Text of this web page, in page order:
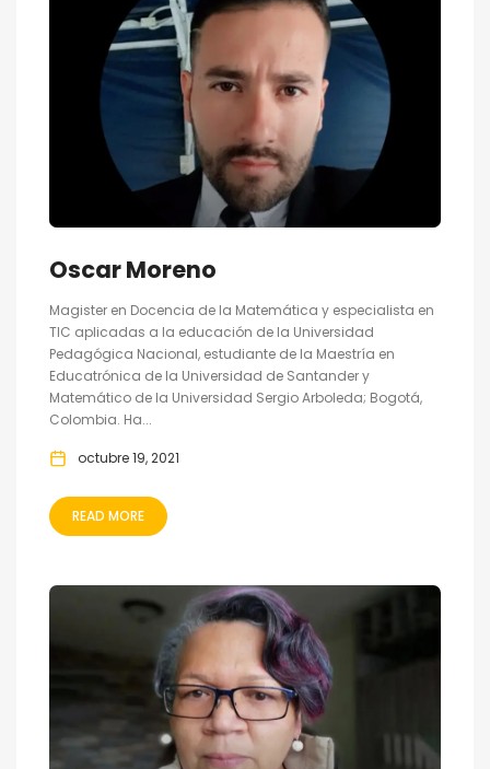
Oscar Moreno
Magister en Docencia de la Matemática y especialista en
TIC aplicadas a la educación de la Universidad
Pedagógica Nacional, estudiante de la Maestría en
Educatrónica de la Universidad de Santander y
Matemático de la Universidad Sergio Arboleda; Bogotá,
Colombia. Ha...
octubre 19, 2021
READ MORE